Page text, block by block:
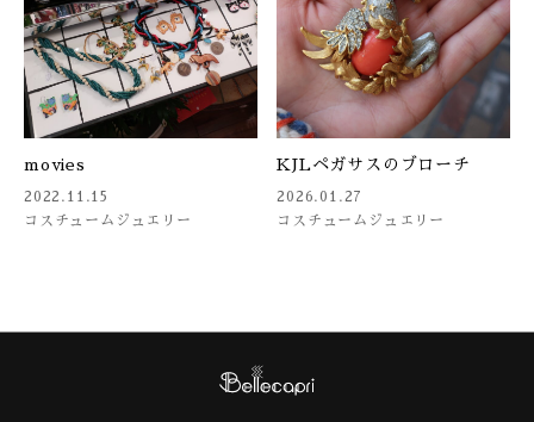
movies
2022.11.15
コスチュームジュエリー
KJLペガサスのブローチ
2026.01.27
コスチュームジュエリー